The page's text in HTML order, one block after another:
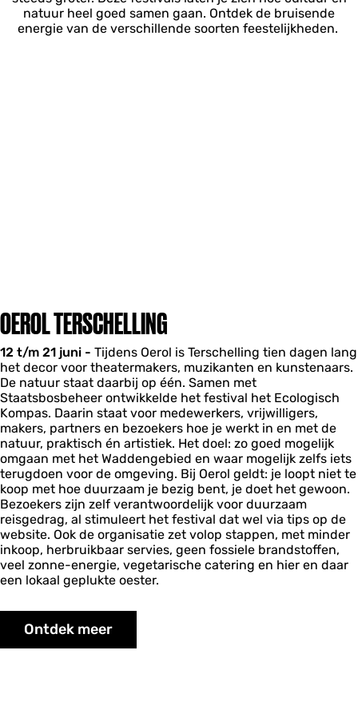
natuur heel goed samen gaan. Ontdek de bruisende
energie van de verschillende soorten feestelijkheden.
OEROL TERSCHELLING
12 t/m 21 juni - Tijdens Oerol is Terschelling tien dagen lang
het decor voor theatermakers, muzikanten en kunstenaars.
De natuur staat daarbij op één. Samen met
Staatsbosbeheer ontwikkelde het festival het Ecologisch
Kompas. Daarin staat voor medewerkers, vrijwilligers,
makers, partners en bezoekers hoe je werkt in en met de
natuur, praktisch én artistiek. Het doel: zo goed mogelijk
omgaan met het Waddengebied en waar mogelijk zelfs iets
terugdoen voor de omgeving. Bij Oerol geldt: je loopt niet te
koop met hoe duurzaam je bezig bent, je doet het gewoon.
Bezoekers zijn zelf verantwoordelijk voor duurzaam
reisgedrag, al stimuleert het festival dat wel via tips op de
website. Ook de organisatie zet volop stappen, met minder
inkoop, herbruikbaar servies, geen fossiele brandstoffen,
veel zonne-energie, vegetarische catering en hier en daar
een lokaal geplukte oester.
Ontdek meer